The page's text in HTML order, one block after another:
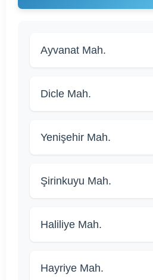
Ayvanat Mah.
Dicle Mah.
Yenişehir Mah.
Şirinkuyu Mah.
Haliliye Mah.
Hayriye Mah.